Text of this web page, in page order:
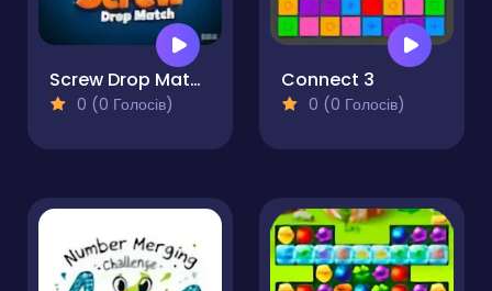
Screw Drop Match
0 (0 Голосів)
Connect 3
0 (0 Голосів)